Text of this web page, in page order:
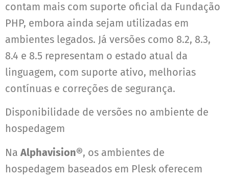
contam mais com suporte oficial da Fundação
PHP, embora ainda sejam utilizadas em
ambientes legados. Já versões como 8.2, 8.3,
8.4 e 8.5 representam o estado atual da
linguagem, com suporte ativo, melhorias
contínuas e correções de segurança.
Disponibilidade de versões no ambiente de
hospedagem
Na Alphavision®, os ambientes de
hospedagem baseados em Plesk oferecem